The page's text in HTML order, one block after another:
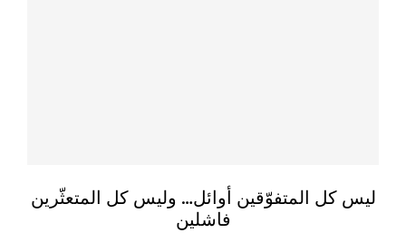
ليس كل المتفوّقين أوائل… وليس كل المتعثّرين
فاشلين